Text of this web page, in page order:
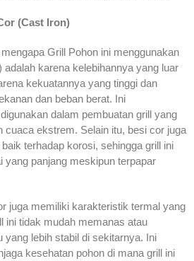
(Cast Iron)
Grill Pohon ini menggunakan
karena kelebihannya yang luar
kekuatannya yang tinggi dan
dan beban berat. Ini
dalam pembuatan grill yang
cuaca ekstrem. Selain itu, besi cor juga
terhadap korosi, sehingga grill ini
yang panjang meskipun terpapar
juga memiliki karakteristik termal yang
ini tidak mudah memanas atau
yang lebih stabil di sekitarnya. Ini
kesehatan pohon di mana grill ini